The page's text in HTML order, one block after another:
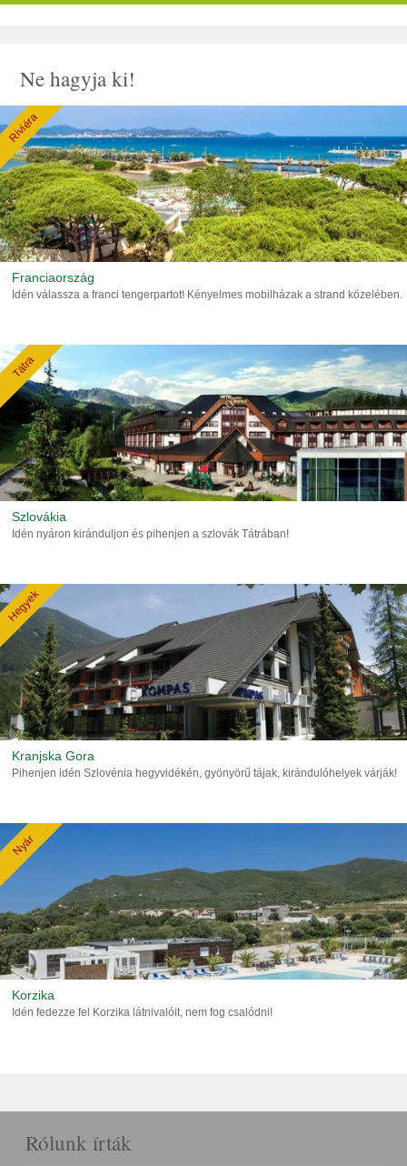
Ne hagyja ki!
Riviéra
Franciaország
Idén válassza a franci tengerpartot! Kényelmes mobilházak a strand közelében.
Tátra
Szlovákia
Idén nyáron kiránduljon és pihenjen a szlovák Tátrában!
Hegyek
Kranjska Gora
Pihenjen idén Szlovénia hegyvidékén, gyönyörű tájak, kirándulóhelyek várják!
Nyár
Korzika
Idén fedezze fel Korzika látnivalóit, nem fog csalódni!
Rólunk írták